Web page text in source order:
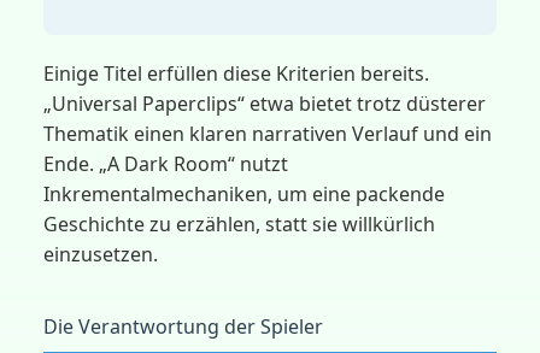
Einige Titel erfüllen diese Kriterien bereits.
„Universal Paperclips“ etwa bietet trotz düsterer
Thematik einen klaren narrativen Verlauf und ein
Ende. „A Dark Room“ nutzt
Inkrementalmechaniken, um eine packende
Geschichte zu erzählen, statt sie willkürlich
einzusetzen.
Die Verantwortung der Spieler